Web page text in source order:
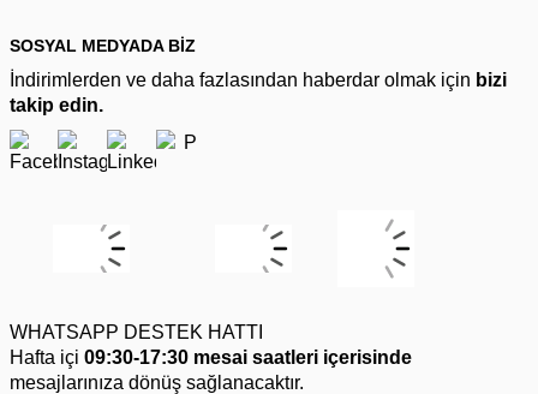
SOSYAL MEDYADA BİZ
İndirimlerden ve daha fazlasından haberdar olmak için bizi
takip edin.
WHATSAPP DESTEK HATTI
Hafta içi 09:30-17:30 mesai saatleri içerisinde
mesajlarınıza dönüş sağlanacaktır.